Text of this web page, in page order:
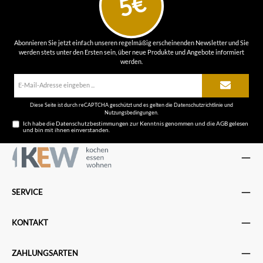
Abonnieren Sie jetzt einfach unseren regelmäßig erscheinenden Newsletter und Sie
werden stets unter den Ersten sein, über neue Produkte und Angebote informiert
werden.
Diese Seite ist durch reCAPTCHA geschützt und es gelten die Datenschutzrichtlinieund
Nutzungsbedingungen.
Ich habe dieDatenschutzbestimmungen zur Kenntnis genommen und dieAGBgelesen
und bin mit ihnen einverstanden.
SERVICE
KONTAKT
ZAHLUNGSARTEN